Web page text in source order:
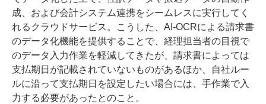
成、および会計システム連携をシームレスに実行してく
れるクラウドサービス。こうした、AI-OCRによる請求書
のデータ化機能を提供することで、経理担当者の目視で
のデータ入力作業を軽減してきたが、請求書によっては
支払期日が記載されていないものがあるほか、自社ルー
ルに沿って支払期日を設定したい場合には、手作業で入
力する必要があったとのこと。